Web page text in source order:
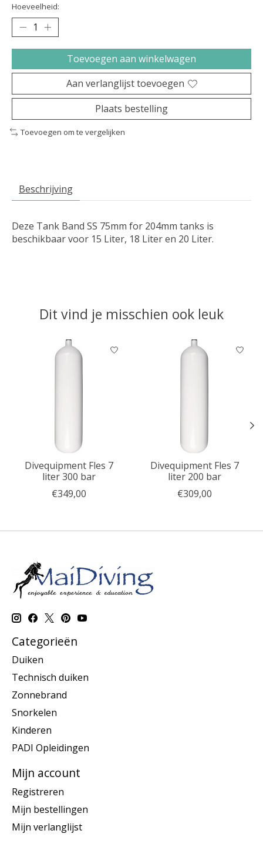
Hoeveelheid:
Toevoegen aan winkelwagen
Aan verlanglijst toevoegen
Plaats bestelling
Toevoegen om te vergelijken
Beschrijving
Deze Tank Band SS 75mm for 204mm tanks is
beschikbaar voor 15 Liter, 18 Liter en 20 Liter.
Dit vind je misschien ook leuk
Items van productcarrousel
Divequipment Fles 7
liter 300 bar
€349,00
Divequipment Fles 7
liter 200 bar
€309,00
Categorieën
Duiken
Technisch duiken
Zonnebrand
Snorkelen
Kinderen
PADI Opleidingen
Mijn account
Registreren
Mijn bestellingen
Mijn verlanglijst